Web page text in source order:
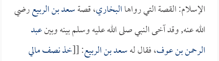
الإسلام: القصة التي رواهاالبخاري، قصةسعد بن الربيعرضي
الله عنه, وقد آخى النبي صلى الله عليه وسلم بينه وبينعبد
الرحمن بن عوف، فقال لهسعد بن الربيع: [[خذ نصف مالي